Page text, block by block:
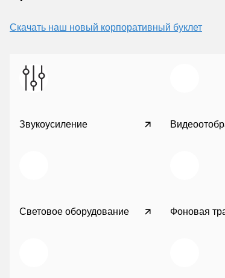
Скачать наш новый корпоративный буклет
Звукоусиление
Световое оборудование Фоновая